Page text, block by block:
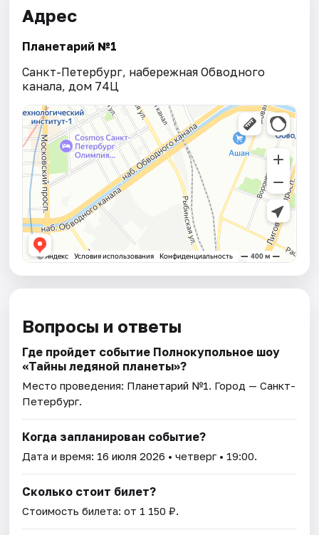
Адрес
Планетарий №1
Санкт-Петербург, набережная Обводного
канала, дом 74Ц
Вопросы и ответы
Где пройдет событие Полнокупольное шоу
«Тайны ледяной планеты»?
Место проведения: Планетарий №1. Город — Санкт-
Петербург.
Когда запланирован событие?
Дата и время: 16 июля 2026 • четверг • 19:00.
Сколько стоит билет?
Стоимость билета: от 1 150 ₽.